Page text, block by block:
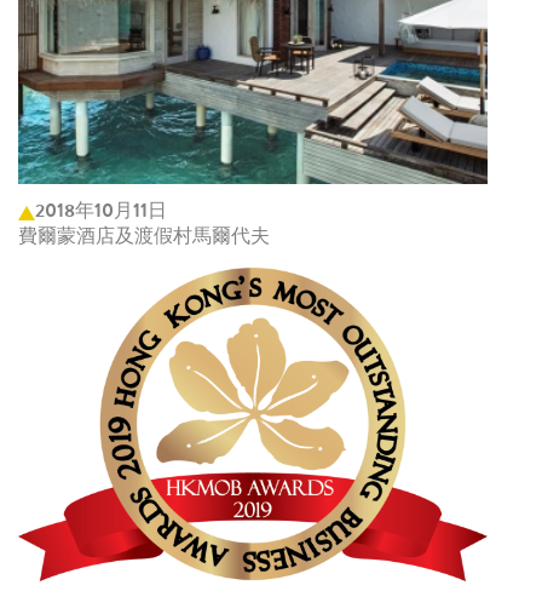
2018年10月11日
費爾蒙酒店及渡假村馬爾代夫